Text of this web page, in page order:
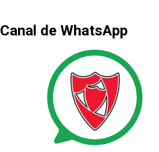
Canal de WhatsApp